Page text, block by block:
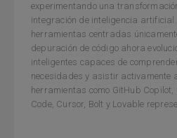
experimentando una
integración de inteligencia
herramientas centradas
depuración de código ahora
inteligentes capaces de
necesidades y asistir activamente
herramientas como GitHub
Code, Cursor, Bolt y Lovable